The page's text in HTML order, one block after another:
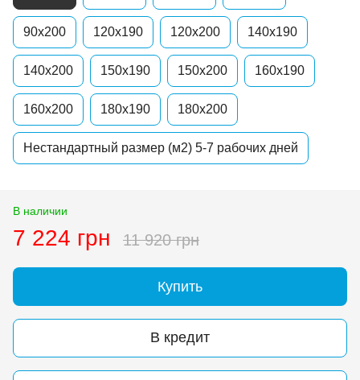
90x200 120x190 120x200 140x190
140x200 150x190 150x200 160x190
160x200 180x190 180x200
Нестандартный размер (м2) 5-7 рабочих дней
В наличии
7 224 грн 11 920 грн
Купить
В кредит